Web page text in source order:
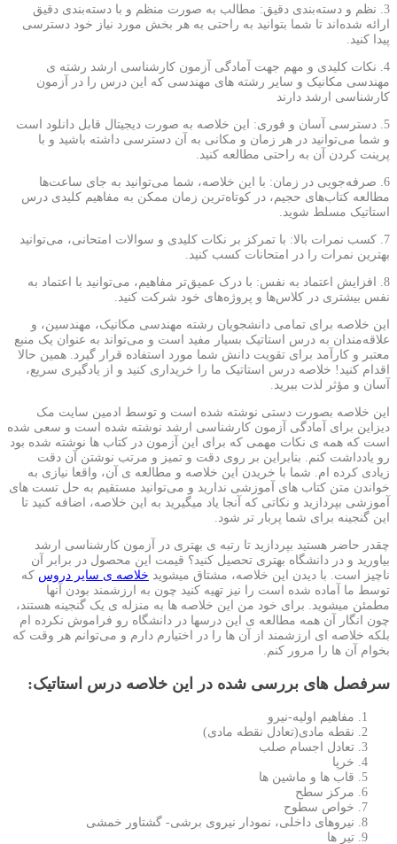
3. نظم و دسته‌بندی دقیق: مطالب به صورت منظم و با دسته‌بندی دقیق
ارائه شده‌اند تا شما بتوانید به راحتی به هر بخش مورد نیاز خود دسترسی
پیدا کنید.
4. نکات کلیدی و مهم جهت آمادگی آزمون کارشناسی ارشد رشته ی
مهندسی مکانیک و سایر رشته های مهندسی که این درس را در آزمون
کارشناسی ارشد دارند
5. دسترسی آسان و فوری: این خلاصه به صورت دیجیتال قابل دانلود است
و شما می‌توانید در هر زمان و مکانی به آن دسترسی داشته باشید و با
پرینت کردن آن به راحتی مطالعه کنید.
6. صرفه‌جویی در زمان: با این خلاصه، شما می‌توانید به جای ساعت‌ها
مطالعه کتاب‌های حجیم، در کوتاه‌ترین زمان ممکن به مفاهیم کلیدی درس
استاتیک مسلط شوید.
7. کسب نمرات بالا: با تمرکز بر نکات کلیدی و سوالات امتحانی، می‌توانید
بهترین نمرات را در امتحانات کسب کنید.
8. افزایش اعتماد به نفس: با درک عمیق‌تر مفاهیم، می‌توانید با اعتماد به
نفس بیشتری در کلاس‌ها و پروژه‌های خود شرکت کنید.
این خلاصه برای تمامی دانشجویان رشته مهندسی مکانیک، مهندسین، و
علاقه‌مندان به درس استاتیک بسیار مفید است و می‌تواند به عنوان یک منبع
معتبر و کارآمد برای تقویت دانش شما مورد استفاده قرار گیرد. همین حالا
اقدام کنید! خلاصه درس استاتیک ما را خریداری کنید و از یادگیری سریع،
آسان و مؤثر لذت ببرید.
این خلاصه بصورت دستی نوشته شده است و توسط ادمین سایت مک
دیزاین برای آمادگی آزمون کارشناسی ارشد نوشته شده است و سعی شده
است که همه ی نکات مهمی که برای این آزمون در کتاب ها نوشته شده بود
رو یادداشت کنم. بنابراین بر روی دقت و تمیز و مرتب نوشتن آن دقت
زیادی کرده ام. شما با خریدن این خلاصه و مطالعه ی آن، واقعا نیازی به
خواندن متن کتاب های آموزشی ندارید و می‌توانید مستقیم به حل تست های
آموزشی بپردازید و نکاتی که آنجا یاد میگیرید به این خلاصه، اضافه کنید تا
این گنجینه برای شما پربار تر شود.
چقدر حاضر هستید بپردازید تا رتبه ی بهتری در آزمون کارشناسی ارشد
بیاورید و در دانشگاه بهتری تحصیل کنید؟ قیمت این محصول در برابر آن
ناچیز است. با دیدن این خلاصه، مشتاق میشوید خلاصه ی سایر دروس که
توسط ما آماده شده است را نیز تهیه کنید چون به ارزشمند بودن آنها
مطمئن میشوید. برای خود من این خلاصه ها به منزله ی یک گنجینه هستند،
چون انگار آن همه مطالعه ی این درسها در دانشگاه رو فراموش نکرده ام
بلکه خلاصه ای ارزشمند از آن ها را در اختیارم دارم و می‌توانم هر وقت که
بخوام آن ها را مرور کنم.
سرفصل های بررسی شده در این خلاصه درس استاتیک:
مفاهیم اولیه-نیرو
نقطه مادی(تعادل نقطه مادی)
تعادل اجسام صلب
خرپا
قاب ها و ماشین ها
مرکز سطح
خواص سطوح
نیروهای داخلی، نمودار نیروی برشی- گشتاور خمشی
تیر ها